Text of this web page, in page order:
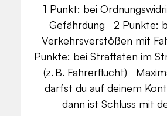
1 Punkt: bei
Gefährdung 2 Punkte:
Verkehrsverstößen mit
Punkte: bei Straftaten im
(z. B. Fahrerflucht)
darfst du auf deinem
dann ist Schluss mit